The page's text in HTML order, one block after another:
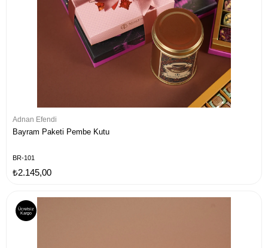
Adnan Efendi
Bayram Paketi Pembe Kutu
BR-101
₺2.145,00
Ücretsiz
Kargo